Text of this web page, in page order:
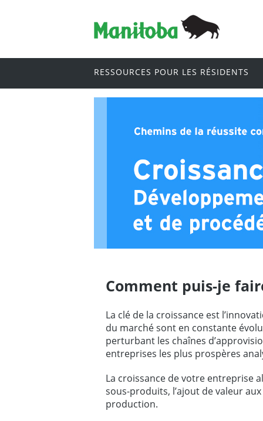
RESSOURCES POUR LES RÉSIDENTS
Comment puis-je
La clé de la croissance est
du marché sont en constante
perturbant les chaînes
entreprises les plus prospères
La croissance de votre entreprise
sous-produits, l’ajout de valeur
production.